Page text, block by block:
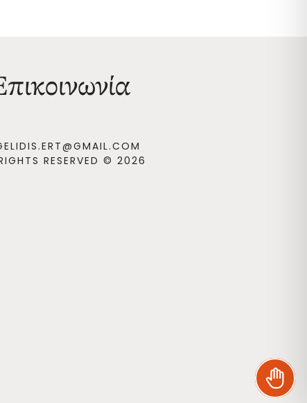
RESERVED © 2026